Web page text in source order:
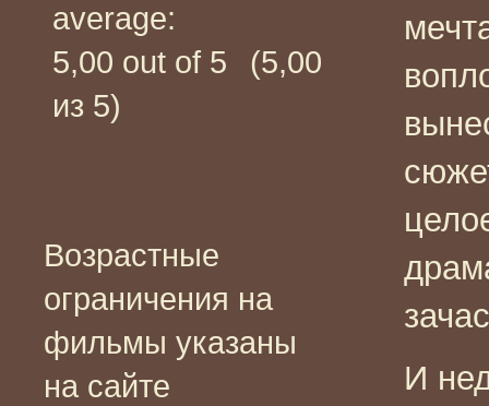
(5,00
из 5)
Возрастные
ограничения на
фильмы указаны
на сайте
И